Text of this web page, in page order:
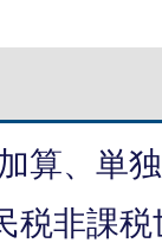
算、単
税非課